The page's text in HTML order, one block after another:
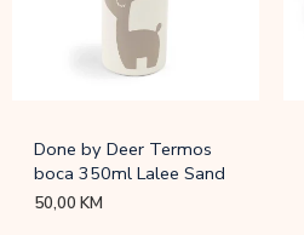
Done by Deer Termos
boca 350ml Lalee Sand
50,00KM